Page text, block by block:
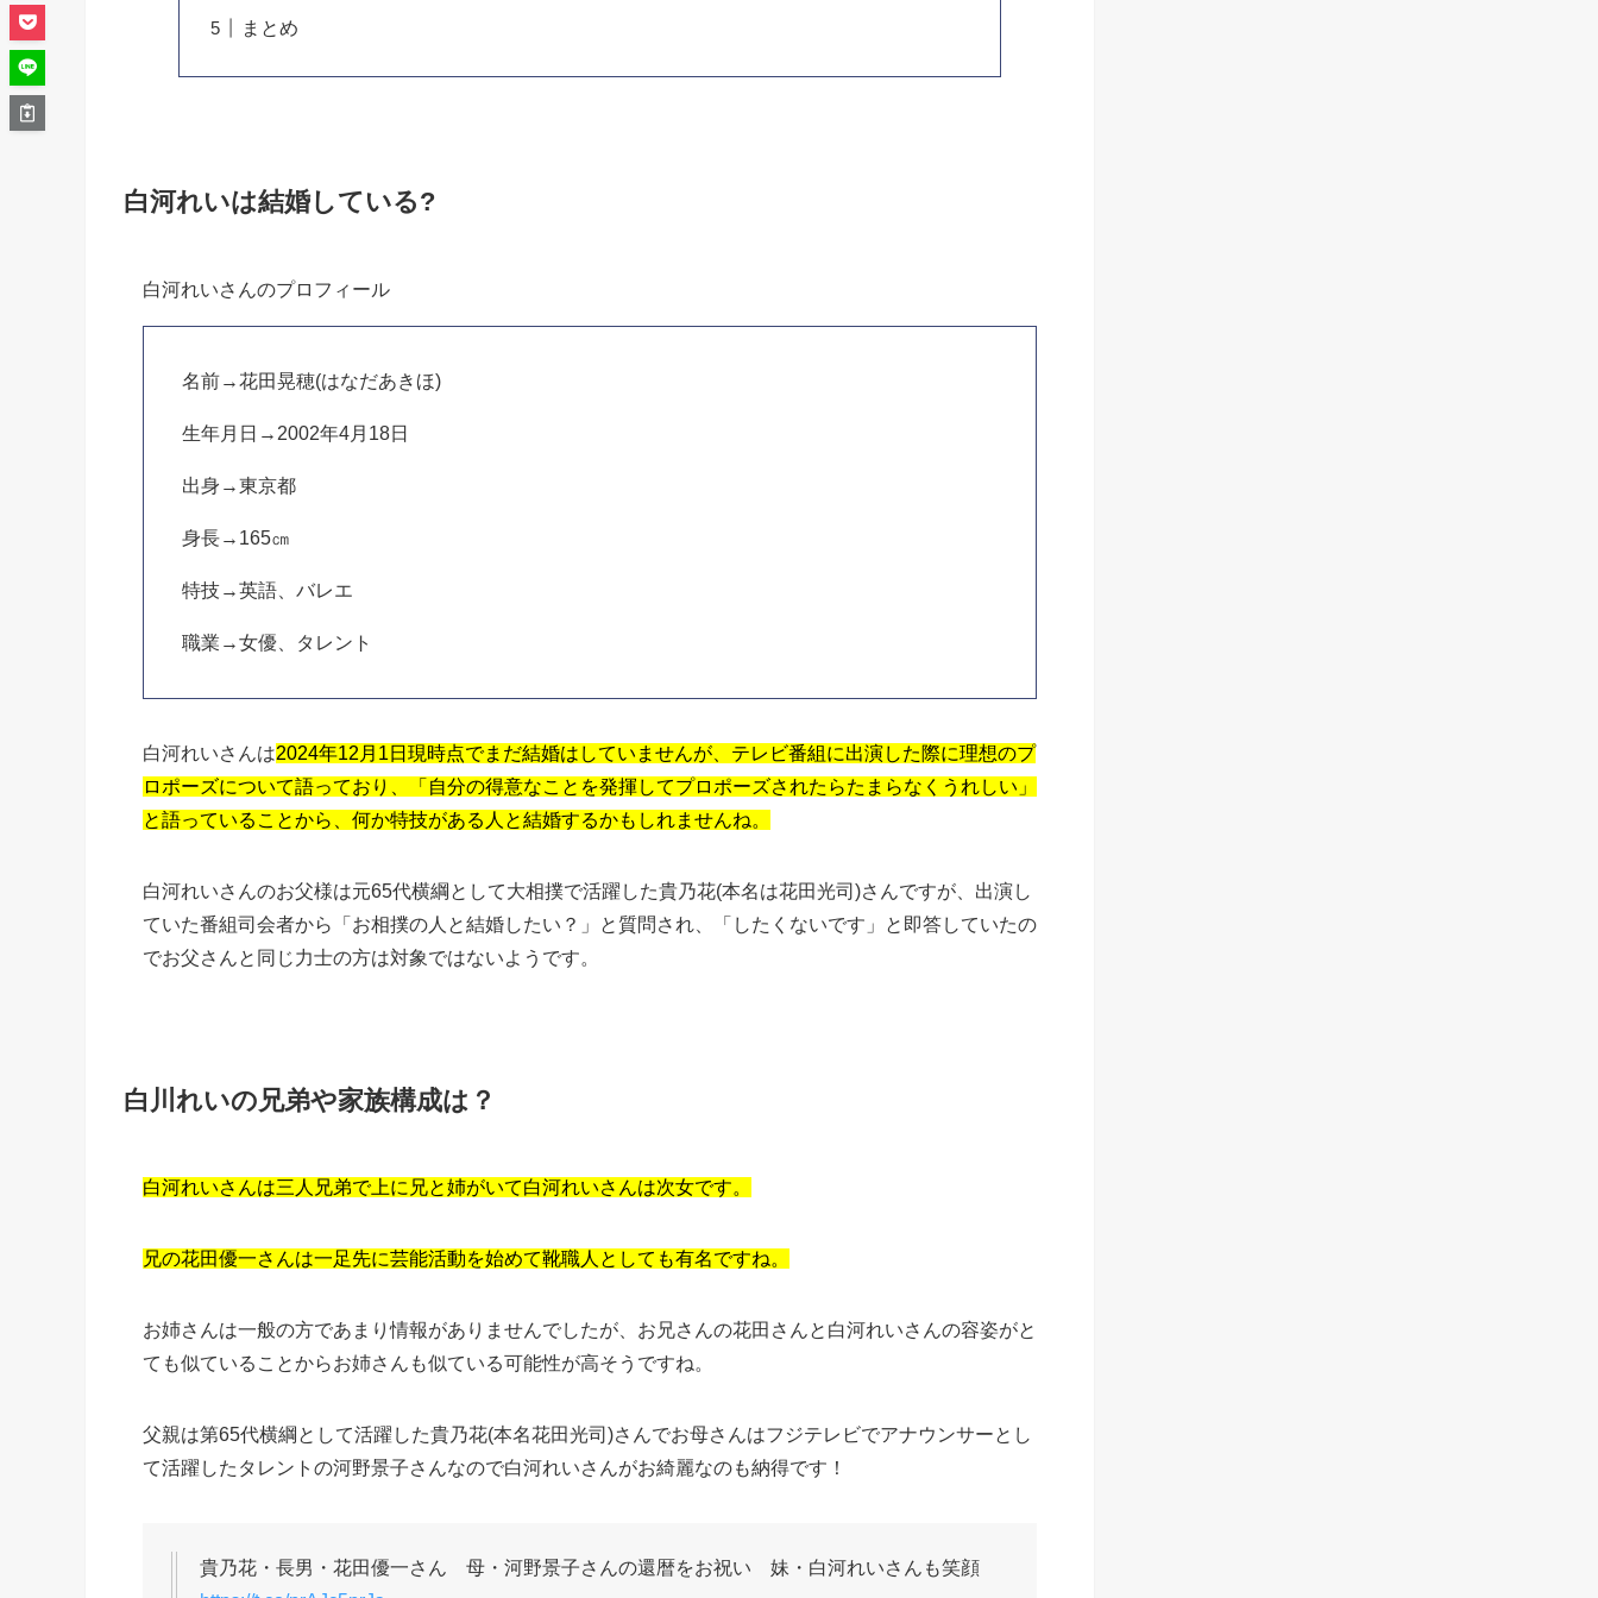
まとめ
白河れいは結婚している?
白河れいさんのプロフィール
名前→花田晃穂(はなだあきほ)
生年月日→2002年4月18日
出身→東京都
身長→165㎝
特技→英語、バレエ
職業→女優、タレント
白河れいさんは2024年12月1日現時点でまだ結婚はしていませんが、テレビ番組に出演した際に理想のプ
ロポーズについて語っており、「自分の得意なことを発揮してプロポーズされたらたまらなくうれしい」
と語っていることから、何か特技がある人と結婚するかもしれませんね。
白河れいさんのお父様は元65代横綱として大相撲で活躍した貴乃花(本名は花田光司)さんですが、出演し
ていた番組司会者から「お相撲の人と結婚したい？」と質問され、「したくないです」と即答していたの
でお父さんと同じ力士の方は対象ではないようです。
白川れいの兄弟や家族構成は？
白河れいさんは三人兄弟で上に兄と姉がいて白河れいさんは次女です。
兄の花田優一さんは一足先に芸能活動を始めて靴職人としても有名ですね。
お姉さんは一般の方であまり情報がありませんでしたが、お兄さんの花田さんと白河れいさんの容姿がと
ても似ていることからお姉さんも似ている可能性が高そうですね。
父親は第65代横綱として活躍した貴乃花(本名花田光司)さんでお母さんはフジテレビでアナウンサーとし
て活躍したタレントの河野景子さんなので白河れいさんがお綺麗なのも納得です！
貴乃花・長男・花田優一さん 母・河野景子さんの還暦をお祝い 妹・白河れいさんも笑顔